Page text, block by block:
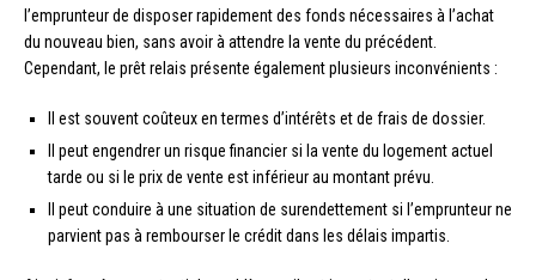
l’emprunteur de disposer rapidement des fonds nécessaires à l’achat
du nouveau bien, sans avoir à attendre la vente du précédent.
Cependant, le prêt relais présente également plusieurs inconvénients :
Il est souvent coûteux en termes d’intérêts et de frais de dossier.
Il peut engendrer un risque financier si la vente du logement actuel
tarde ou si le prix de vente est inférieur au montant prévu.
Il peut conduire à une situation de surendettement si l’emprunteur ne
parvient pas à rembourser le crédit dans les délais impartis.